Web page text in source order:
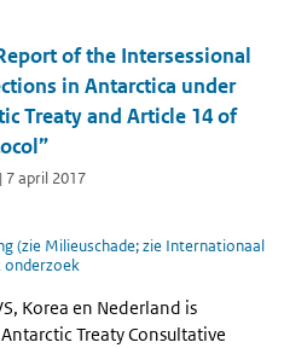
of the Intersessional
in Antarctica under
Treaty and Article 14 of
april 2017
(zie Milieuschade; zie Internationaal
onderzoek
Korea en Nederland is
Treaty Consultative